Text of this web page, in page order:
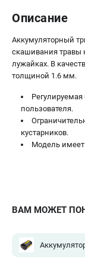
ВАМ МОЖЕТ
Описание
Аккумуляторный
скашивания травы
лужайках. В
толщиной 1.6 мм.
Регулируемая
пользователя.
кустарников.
Модель